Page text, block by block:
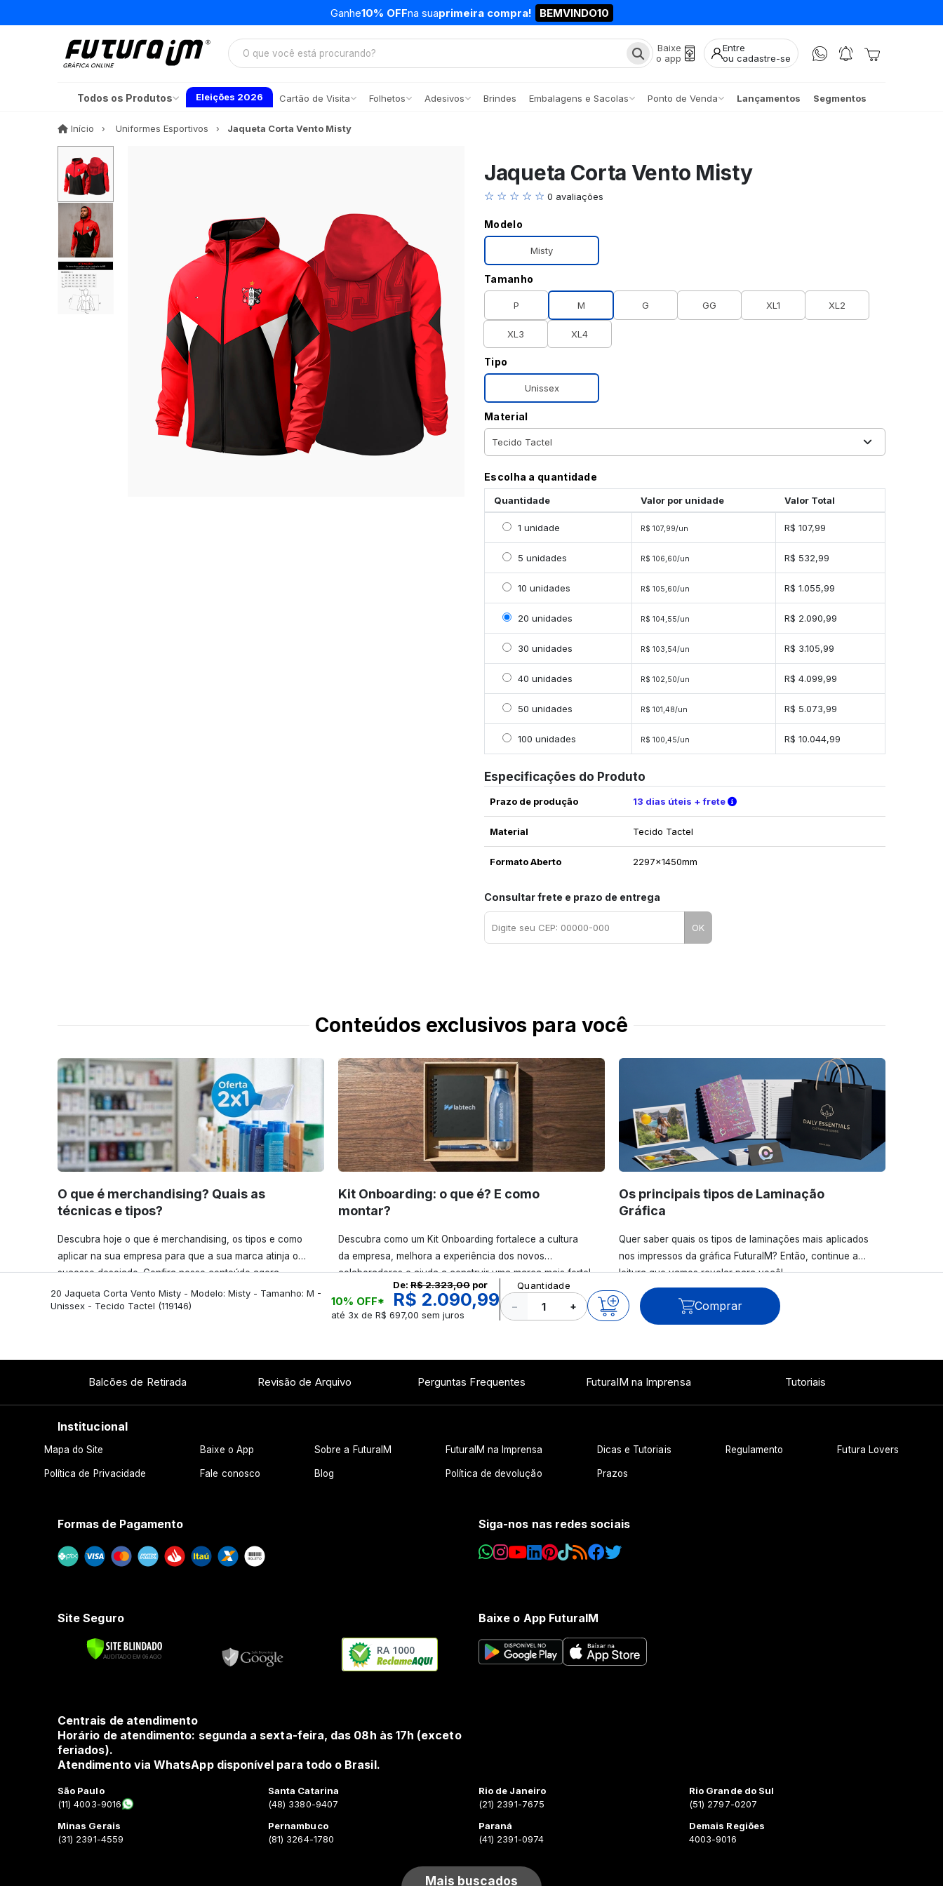
Ganhe10% OFFna suaprimeira compra! BEMVINDO10
Baixe
o app
Entre
ou cadastre-se
Todos os Produtos Eleições 2026 Cartão de Visita Folhetos Adesivos Brindes Embalagens e Sacolas Ponto de Venda Lançamentos Segmentos
Início InícioUniformes Esportivos Jaqueta Corta Vento Misty
Jaqueta Corta Vento Misty
☆ ☆ ☆ ☆ ☆ 0 avaliações
Modelo
Misty
Tamanho
P M G GG XL1 XL2
XL3 XL4
Tipo
Unissex
Material
Escolha a quantidade
Quantidade Valor por unidade Valor Total
Selecionar 1 unidade
1 unidade R$ 107,99/un R$ 107,99
Selecionar 5 unidades
5 unidades R$ 106,60/un R$ 532,99
Selecionar 10 unidades
10 unidades R$ 105,60/un R$ 1.055,99
Selecionar 20 unidades
20 unidades R$ 104,55/un R$ 2.090,99
Selecionar 30 unidades
30 unidades R$ 103,54/un R$ 3.105,99
Selecionar 40 unidades
40 unidades R$ 102,50/un R$ 4.099,99
Selecionar 50 unidades
50 unidades R$ 101,48/un R$ 5.073,99
Selecionar 100 unidades
100 unidades R$ 100,45/un R$ 10.044,99
Especificações do Produto
Prazo de produção 13 dias úteis + frete Verifique as condições de entrega
Material Tecido Tactel
Formato Aberto 2297x1450mm
Consultar frete e prazo de entrega
OK
Conteúdos exclusivos para você
O que é merchandising? Quais as
técnicas e tipos?
Descubra hoje o que é merchandising, os tipos e como
aplicar na sua empresa para que a sua marca atinja o
sucesso desejado. Confira nosso conteúdo agora
mesmo!
Kit Onboarding: o que é? E como
montar?
Descubra como um Kit Onboarding fortalece a cultura
da empresa, melhora a experiência dos novos
colaboradores e ajuda a construir uma marca mais forte!
Os principais tipos de Laminação
Gráfica
Quer saber quais os tipos de laminações mais aplicados
nos impressos da gráfica FuturaIM? Então, continue a
leitura que vamos revelar para você!
20 Jaqueta Corta Vento Misty - Modelo: Misty - Tamanho: M -
Unissex - Tecido Tactel (119146) 10% OFF*
De: R$ 2.323,00 por
R$ 2.090,99
até 3x de R$ 697,00 sem juros
Quantidade
− + Comprar
Balcões de Retirada Revisão de Arquivo Perguntas Frequentes FuturaIM na Imprensa Tutoriais
Institucional
Mapa do Site Baixe o App Sobre a FuturaIM FuturaIM na Imprensa Dicas e Tutoriais Regulamento Futura Lovers
Política de Privacidade Fale conosco Blog Política de devolução Prazos
Formas de Pagamento Siga-nos nas redes sociais
Site Seguro
RA 1000
Baixe o App FuturaIM
Centrais de atendimento
Horário de atendimento: segunda a sexta-feira, das 08h às 17h (exceto
feriados).
Atendimento via WhatsApp disponível para todo o Brasil.
São Paulo
(11) 4003-9016
Minas Gerais
(31) 2391-4559
Santa Catarina
(48) 3380-9407
Pernambuco
(81) 3264-1780
Rio de Janeiro
(21) 2391-7675
Paraná
(41) 2391-0974
Rio Grande do Sul
(51) 2797-0207
Demais Regiões
4003-9016
Mais buscados